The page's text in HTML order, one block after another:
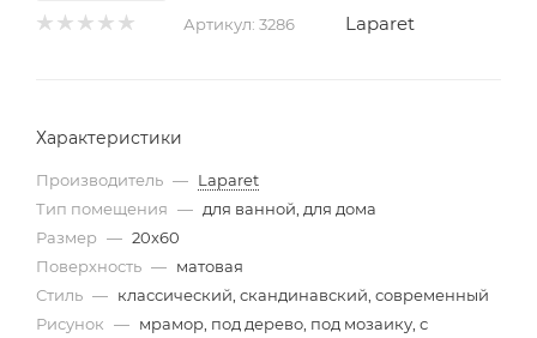
Артикул: 3286 Laparet
Характеристики
Производитель — Laparet
Тип помещения — для ванной, для дома
Размер — 20x60
Поверхность — матовая
Стиль — классический, скандинавский, современный
Рисунок — мрамор, под дерево, под мозаику, с